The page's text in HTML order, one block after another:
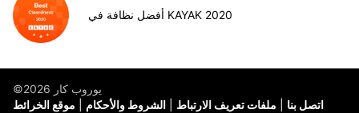
أفضل نظافة في KAYAK 2020
©يوروب كار 2026
موقع الخرائط
الشروط والأحكام ملفات تعريف الارتباط اتصل بنا